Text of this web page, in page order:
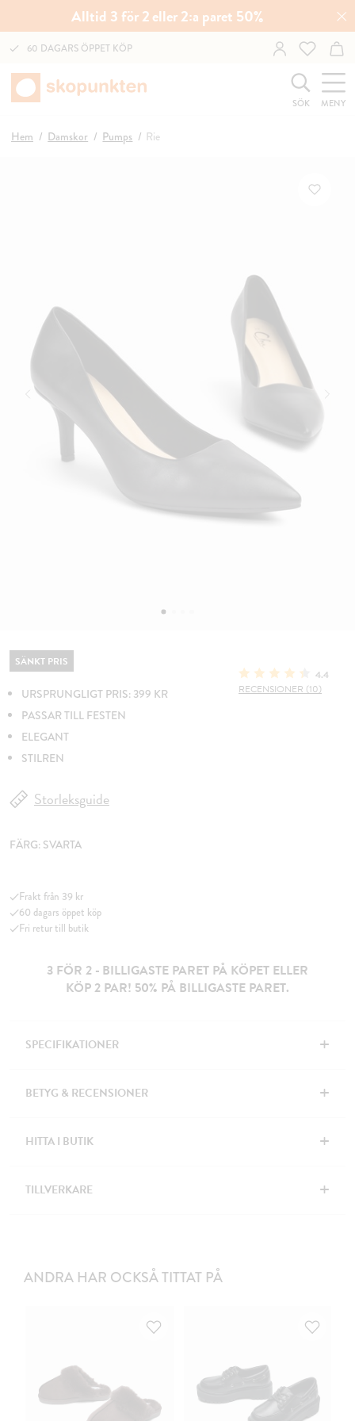
Alltid 3 för 2 eller 2:a paret 50%
60 DAGARS ÖPPET KÖP
SÖK MENY
Hem Damskor Pumps Rie
SÄNKT PRIS
URSPRUNGLIGT PRIS: 399 KR
PASSAR TILL FESTEN
ELEGANT
STILREN
4.4
RECENSIONER (10)
Storleksguide
FÄRG: SVARTA
Frakt från 39 kr
60 dagars öppet köp
Fri retur till butik
3 FÖR 2 - BILLIGASTE PARET PÅ KÖPET ELLER
KÖP 2 PAR! 50% PÅ BILLIGASTE PARET.
SPECIFIKATIONER +
BETYG & RECENSIONER +
HITTA I BUTIK +
TILLVERKARE +
ANDRA HAR OCKSÅ TITTAT PÅ